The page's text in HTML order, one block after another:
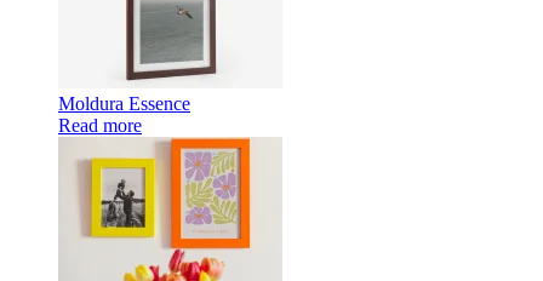
Moldura Essence
Read more